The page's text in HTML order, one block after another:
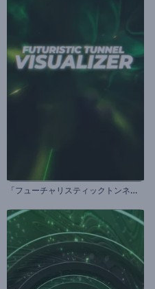
「
フューチャリスティックトンネル」ビジュアライザー